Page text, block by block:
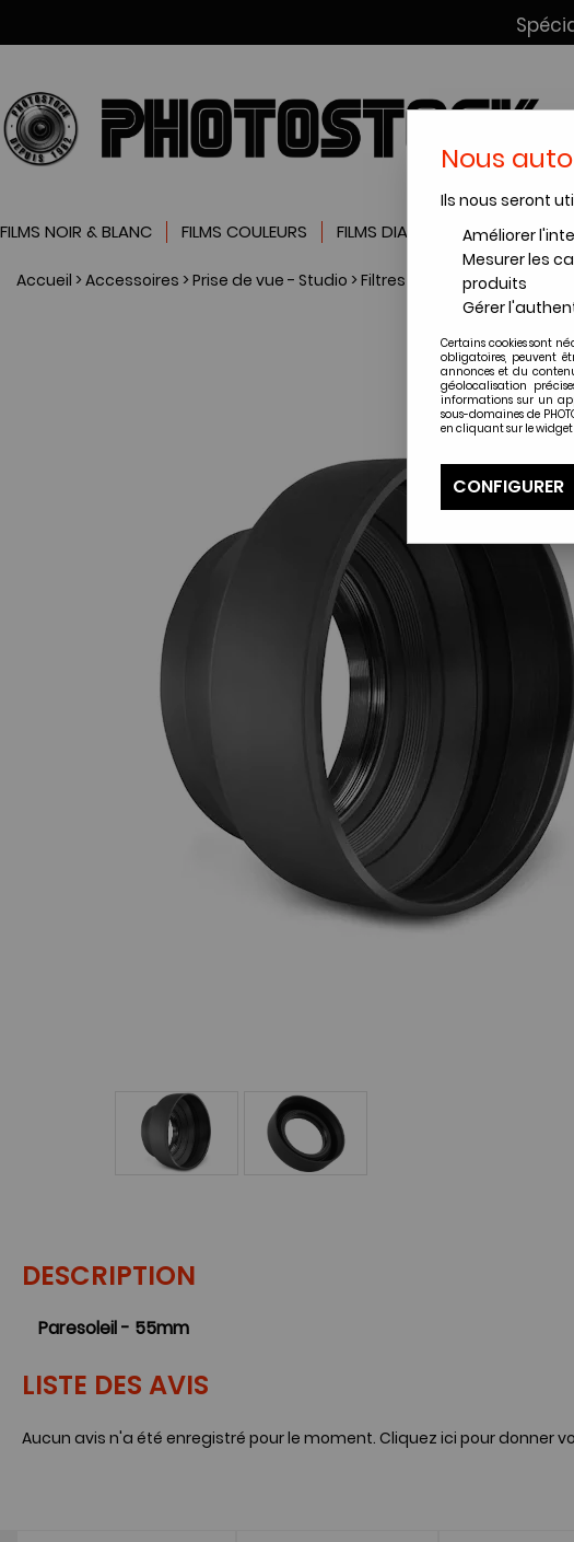
FILMS NOIR & BLANC FILMS COULEURS FILMS DIAPOSITIVES
Accueil >Accessoires >Prise de vue - Studio >Filtres et accessoires
DESCRIPTION
Paresoleil - 55mm
LISTE DES AVIS
Aucun avis n'a été enregistré pour le moment. Cliquez ici pour donner
Nous
Ils nous seront
Améliorer
Mesurer les
produits
Gérer
Certains cookies sont
obligatoires, peuvent
annonces et du
géolocalisation
informations sur un
sous-domaines de
en cliquant sur le widget
CONFIGURER